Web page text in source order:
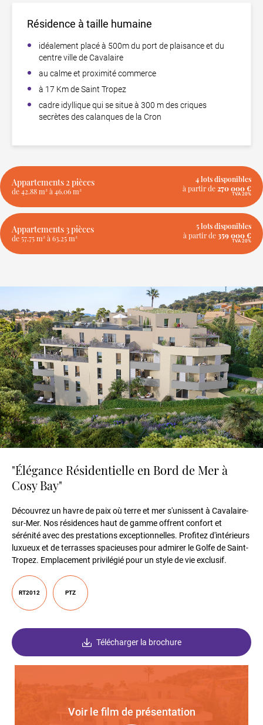
Résidence à taille humaine
idéalement placé à 500m du port de plaisance et du
centre ville de Cavalaire
au calme et proximité commerce
à 17 Km de Saint Tropez
cadre idyllique qui se situe à 300 m des criques
secrètes des calanques de la Cron
Appartements2 pièces
de 42.88 m² à 46.06 m²
4 lots disponibles
à partir de270 000 €
TVA 20%
Appartements 3 pièces
de 57.75 m² à 63.25 m²
5 lots disponibles
à partir de359 000 €
TVA 20%
"Élégance Résidentielle en Bord de Mer à
Cosy Bay"
Découvrez un havre de paix où terre et mer s'unissent à Cavalaire-
sur-Mer. Nos résidences haut de gamme offrent confort et
sérénité avec des prestations exceptionnelles. Profitez d'intérieurs
luxueux et de terrasses spacieuses pour admirer le Golfe de Saint-
Tropez. Emplacement privilégié pour un style de vie exclusif.
RT2012 PTZ
Télécharger la brochure
Voir le film de présentation